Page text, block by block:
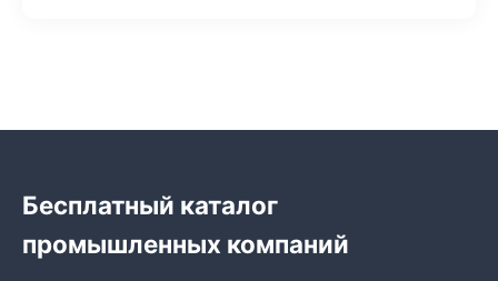
Бесплатный каталог
промышленных компаний